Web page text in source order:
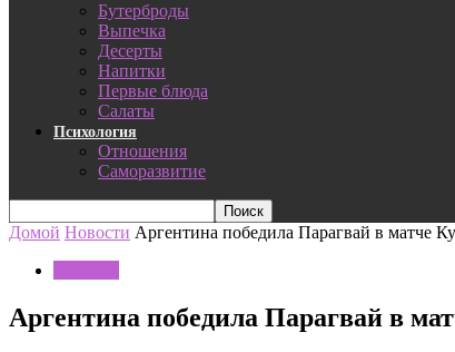
Бутерброды
Выпечка
Десерты
Напитки
Первые блюда
Салаты
Психология
Отношения
Саморазвитие
Домой Новости Аргентина победила Парагвай в матче
Аргентина победила Парагвай в